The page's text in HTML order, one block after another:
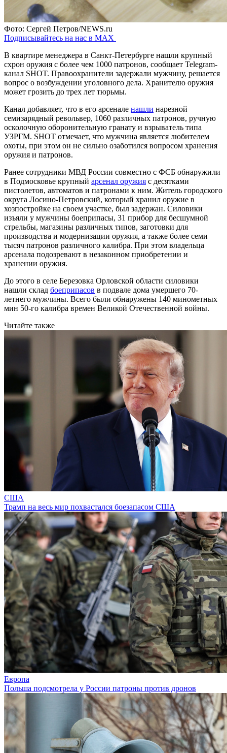
Фото: Сергей Петров/NEWS.ru
Подписывайтесь на нас в MAX
В квартире менеджера в Санкт-Петербурге нашли крупный
схрон оружия с более чем 1000 патронов, сообщает Telegram-
канал SHOT. Правоохранители задержали мужчину, решается
вопрос о возбуждении уголовного дела. Хранителю оружия
может грозить до трех лет тюрьмы.
Канал добавляет, что в его арсенале нашли нарезной
семизарядный револьвер, 1060 различных патронов, ручную
осколочную оборонительную гранату и взрыватель типа
УЗРГМ. SHOT отмечает, что мужчина является любителем
охоты, при этом он не сильно озаботился вопросом хранения
оружия и патронов.
Ранее сотрудники МВД России совместно с ФСБ обнаружили
в Подмосковье крупный арсенал оружия с десятками
пистолетов, автоматов и патронами к ним. Житель городского
округа Лосино-Петровский, который хранил оружие в
хозпостройке на своем участке, был задержан. Силовики
изъяли у мужчины боеприпасы, 31 прибор для бесшумной
стрельбы, магазины различных типов, заготовки для
производства и модернизации оружия, а также более семи
тысяч патронов различного калибра. При этом владельца
арсенала подозревают в незаконном приобретении и
хранении оружия.
До этого в селе Березовка Орловской области силовики
нашли склад боеприпасов в подвале дома умершего 70-
летнего мужчины. Всего были обнаружены 140 минометных
мин 50-го калибра времен Великой Отечественной войны.
Читайте также
США
Трамп на весь мир похвастался боезапасом США
Европа
Польша подсмотрела у России патроны против дронов